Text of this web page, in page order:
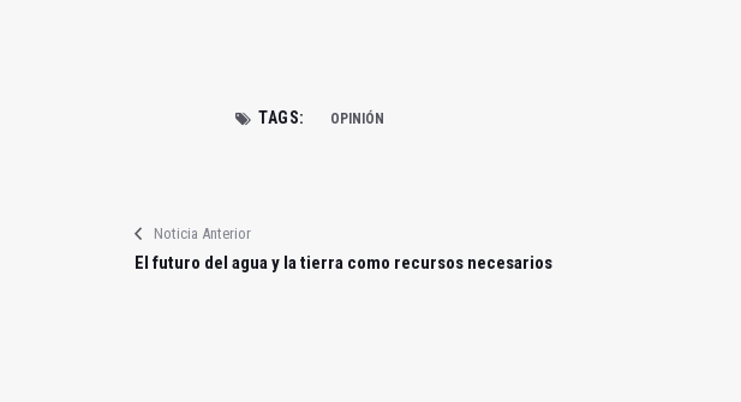
TAGS: OPINIÓN
Noticia Anterior
El futuro del agua y la tierra como recursos necesarios